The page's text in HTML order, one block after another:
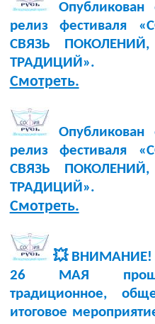
Опубликован
релиз фестиваля
СВЯЗЬ
ТРАДИЦИЙ».
Смотреть.
Опубликован
релиз фестиваля
СВЯЗЬ
ТРАДИЦИЙ».
Смотреть.
💥 ВНИМАНИЕ!
26 МАЯ
традиционное,
итоговое